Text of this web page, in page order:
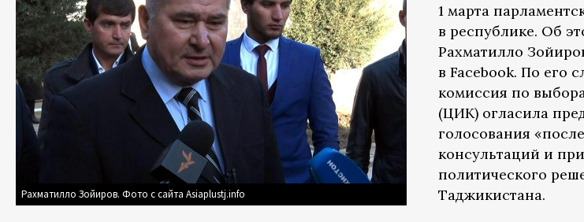
Рахматилло Зойиров. Фото с сайта Asiaplustj.info
1 марта
в республике. Об
Рахматилло
в Facebook. По его
комиссия по
(ЦИК) огласила
голосования
консультаций и
политического
Таджикистана.